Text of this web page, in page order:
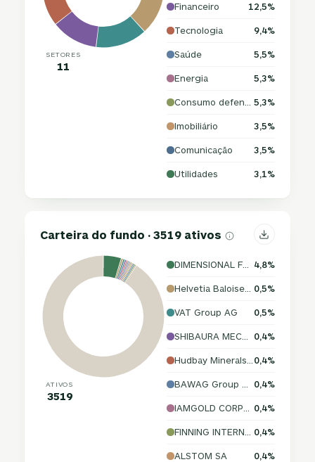
SETORES
11
Financeiro 12,5%
Tecnologia 9,4%
Saúde 5,5%
Energia 5,3%
5,3%
Imobiliário 3,5%
Comunicação 3,5%
Utilidades 3,1%
Carteira do fundo · 3519 ativos
ATIVOS
3519
4,8%
0,5%
VAT Group AG 0,5%
0,4%
0,4%
0,4%
0,4%
0,4%
ALSTOM SA 0,4%